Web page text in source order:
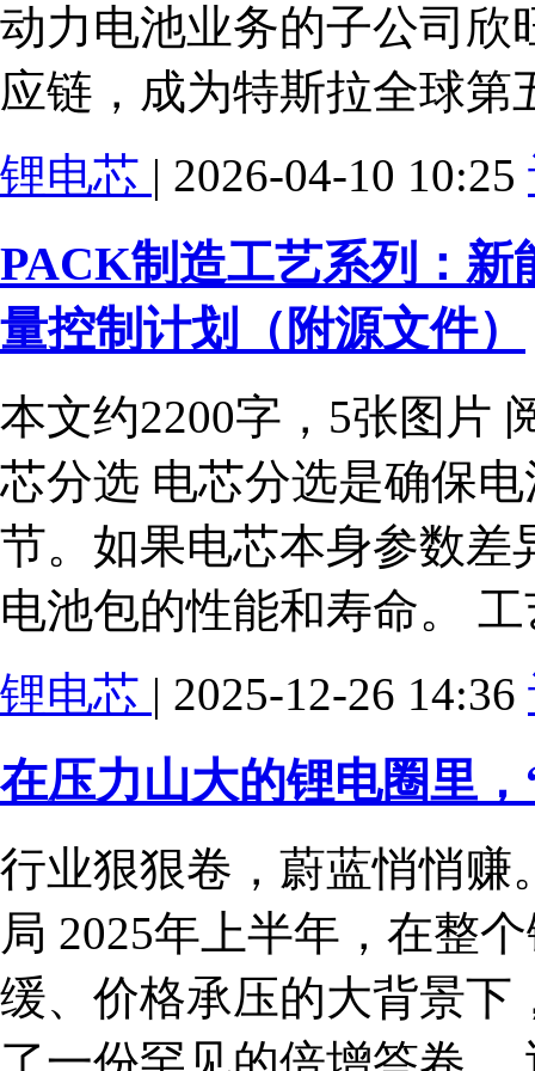
动力电池业务的子公司欣
应链，成为特斯拉全球第
锂电芯 | 2026-04-10 10:25
PACK制造工艺系列：
量控制计划（附源文件）
本文约2200字，5张图片
芯分选 电芯分选是确保
节。如果电芯本身参数差
电池包的性能和寿命。
锂电芯 | 2025-12-26 14:36
在压力山大的锂电圈里
行业狠狠卷，蔚蓝悄悄赚
局 2025年上半年，在整
缓、价格承压的大背景下